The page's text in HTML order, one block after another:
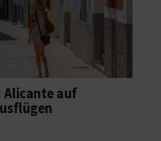
Alicante auf